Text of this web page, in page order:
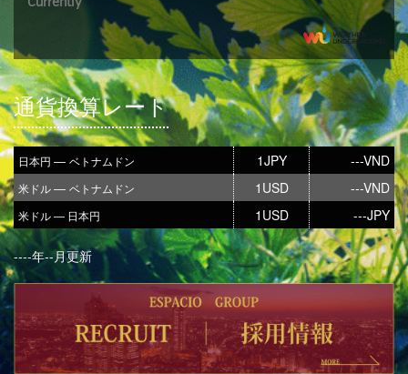
通貨換算レート
日本円 ― ベトナムドン 1JPY ---VND
米ドル― ベトナムドン 1USD ---VND
米ドル ― 日本円 1USD ---JPY
----年--月更新